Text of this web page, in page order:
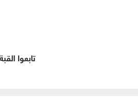
تابعوا